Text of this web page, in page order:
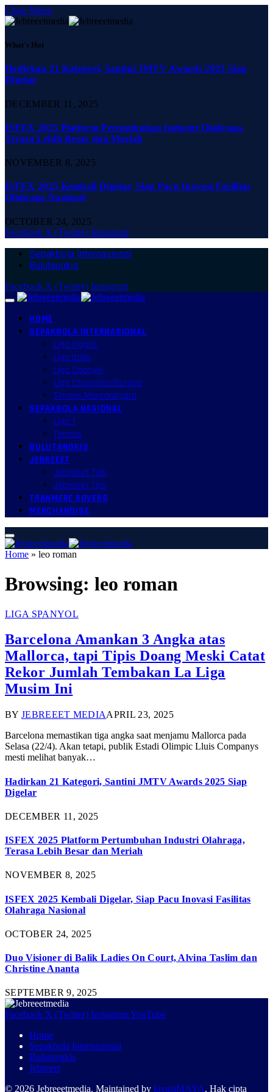
Close Menu
What's Hot
Hadirkan 21 Kategori, Santini JMTV Awards 2025 Siap
Digelar
DECEMBER 11, 2025
ISFEX 2025 Platform Pertumbuhan Industri Olahraga,
Terasa Lebih Besar dan Meriah
NOVEMBER 8, 2025
ISFEX 2025 Kembali Digelar, Siap Pacu Inovasi Fasilitas
Olahraga Nasional
OCTOBER 24, 2025
Facebook X (Twitter) Instagram
Sepakbola Internasional
Bulutangkis
Facebook X (Twitter) Instagram
HOME
SEPAKBOLA INTERNASIONAL
Liga Inggris
Liga Italia
Liga Spanyol
Liga Champion/Europa
Timnas Mancanegara
SEPAKBOLA NASIONAL
Liga 1
Timnas
BULUTANGKIS
JEBREEET
Jebreeet Talk
Jebreeet Tips
TRANMERE ROVERS
MERCHANDISE
Home » leo roman
Browsing: leo roman
LIGA SPANYOL
Barcelona Amankan 3 Angka atas
Mallorca, tapi Tipis Doang Meski Catat
Rekor Jumlah Tembakan La Liga
Musim Ini
BY JEBREEET MEDIAAPRIL 23, 2025
Barcelona memastikan tiga angka saat menjamu Mallorca pada
Selasa (22/4). Akan tetapi, publik Estadi Olimpic Lluis Companys
mesti melihat banyak…
Hadirkan 21 Kategori, Santini JMTV Awards 2025 Siap
Digelar
DECEMBER 11, 2025
ISFEX 2025 Platform Pertumbuhan Industri Olahraga,
Terasa Lebih Besar dan Meriah
NOVEMBER 8, 2025
ISFEX 2025 Kembali Digelar, Siap Pacu Inovasi Fasilitas
Olahraga Nasional
OCTOBER 24, 2025
Duo Visioner di Balik Ladies On Court, Alvina Taslim dan
Christine Ananta
SEPTEMBER 9, 2025
Facebook X (Twitter) InstagramYouTube
Home
Sepakbola Internasional
Bulutangkis
Jebreeet
© 2026 Jebreeetmedia. Maintained by kreasiMAYA. Hak cipta